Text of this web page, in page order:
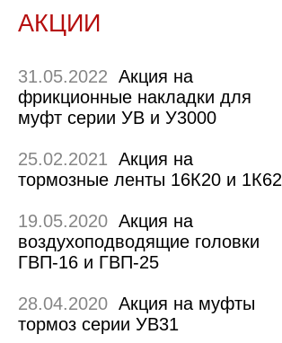
АКЦИИ
31.05.2022 Акция на
фрикционные накладки для
муфт серии УВ и У3000
25.02.2021 Акция на
тормозные ленты 16К20 и 1К62
19.05.2020 Акция на
воздухоподводящие головки
ГВП-16 и ГВП-25
28.04.2020 Акция на муфты
тормоз серии УВ31